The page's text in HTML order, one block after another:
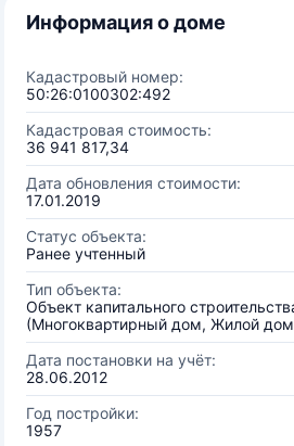
Информация о доме
Кадастровый номер:
50:26:0100302:492
Кадастровая стоимость:
36 941 817,34
Дата обновления стоимости:
17.01.2019
Статус объекта:
Ранее учтенный
Тип объекта:
Объект капитального
(Многоквартирный дом, Жилой
Дата постановки на учёт:
28.06.2012
Год постройки:
1957